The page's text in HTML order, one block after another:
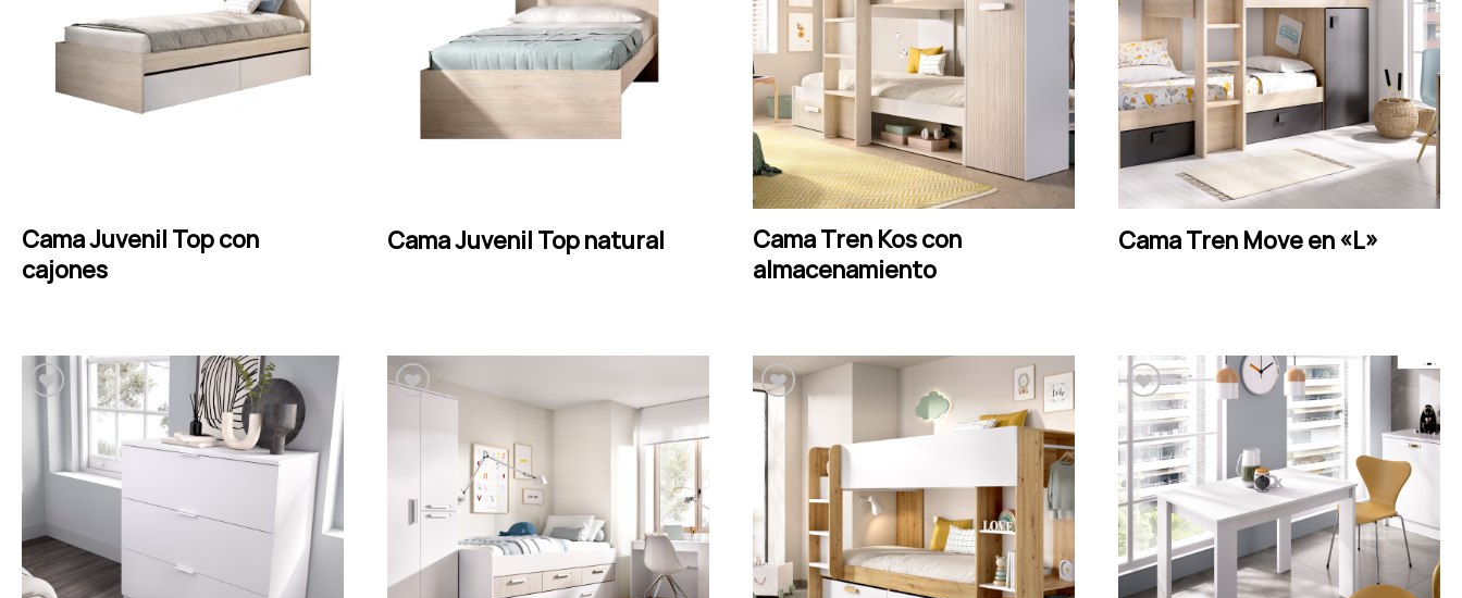
Cama Juvenil Top con
cajones
LEER MÁS Cama Juvenil Top natural
LEER MÁS
Cama Tren Kos con
almacenamiento
LEER MÁS Cama Tren Move en «L»
LEER MÁS
Añadir a la lista de
deseos
Añadir a la lista de
deseos
Añadir a la lista de
deseos
Añadir a la lista de